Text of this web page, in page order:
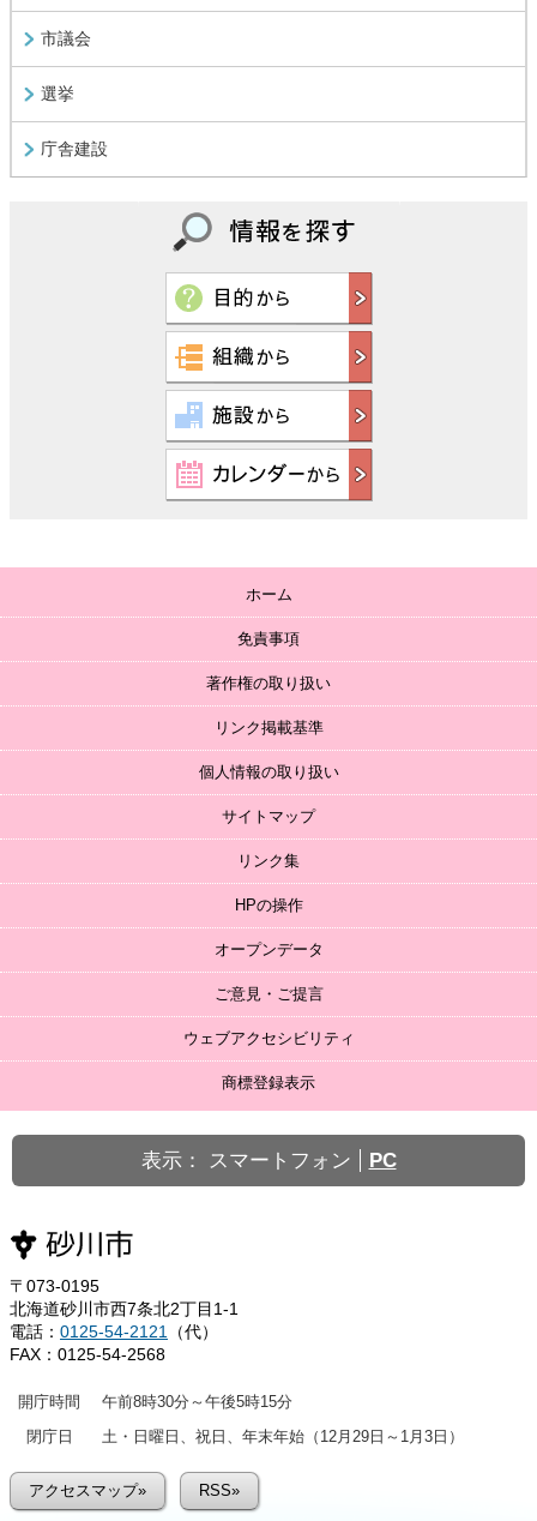
市議会
選挙
庁舎建設
ホーム
免責事項
著作権の取り扱い
リンク掲載基準
個人情報の取り扱い
サイトマップ
リンク集
HPの操作
オープンデータ
ご意見・ご提言
ウェブアクセシビリティ
商標登録表示
表示： スマートフォン PC
〒073-0195
北海道砂川市西7条北2丁目1-1
電話： 0125-54-2121
（代）
FAX：0125-54-2568
開庁時間
午前8時30分～午後5時15分
閉庁日
土・日曜日、祝日、年末年始（12月29日～1月3日）
アクセスマップ» RSS»